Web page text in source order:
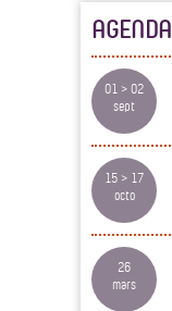
AGENDA
01 > 02
sept
15 > 17
octo
26
mars